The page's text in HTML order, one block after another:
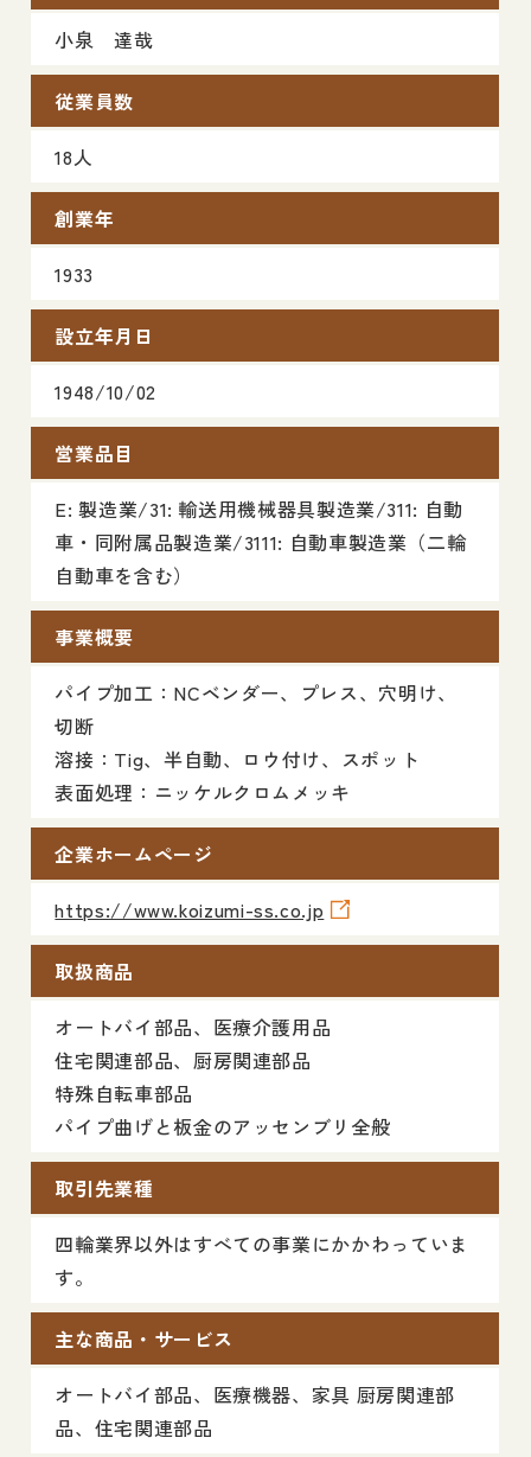
小泉 達哉
従業員数
18人
創業年
1933
設立年月日
1948/10/02
営業品目
E: 製造業/31: 輸送用機械器具製造業/311: 自動
車・同附属品製造業/3111: 自動車製造業（二輪
自動車を含む）
事業概要
パイプ加工：NCベンダー、プレス、穴明け、
切断
溶接：Tig、半自動、ロウ付け、スポット
表面処理：ニッケルクロムメッキ
企業ホームページ
https://www.koizumi-ss.co.jp
取扱商品
オートバイ部品、医療介護用品
住宅関連部品、厨房関連部品
特殊自転車部品
パイプ曲げと板金のアッセンブリ全般
取引先業種
四輪業界以外はすべての事業にかかわっていま
す。
主な商品・サービス
オートバイ部品、医療機器、家具 厨房関連部
品、住宅関連部品